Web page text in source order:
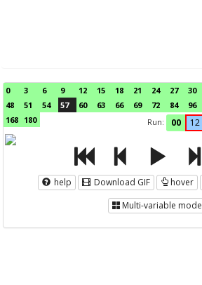
0 3 6 9 12 15 18 21 24 27 30
48
51 54 57 60 63 66 69 72 84 96
168 180 Run: 00 12
help Download GIF hover
Multi-variable mode